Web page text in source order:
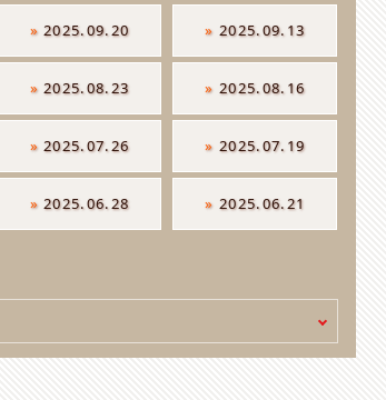
»2025.09.20 »2025.09.13
»2025.08.23 »2025.08.16
»2025.07.26 »2025.07.19
»2025.06.28 »2025.06.21